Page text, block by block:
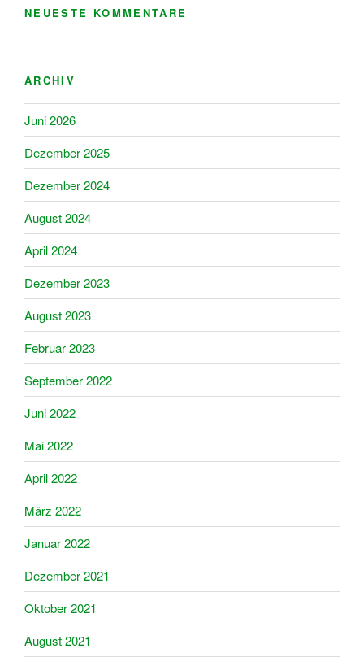
NEUESTE KOMMENTARE
ARCHIV
Juni 2026
Dezember 2025
Dezember 2024
August 2024
April 2024
Dezember 2023
August 2023
Februar 2023
September 2022
Juni 2022
Mai 2022
April 2022
März 2022
Januar 2022
Dezember 2021
Oktober 2021
August 2021